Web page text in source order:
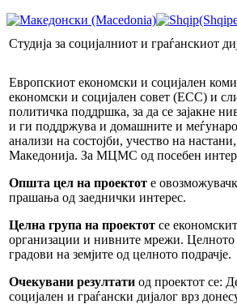
Студија за социјалниот и граѓанскиот
Европскиот економски и социјален
економски и социјален совет (ЕСС) и
политичка поддршка, за да се зајакне
и ги поддржува и домашните и
анализи на состојби, учество на
Македонија. За МЦМС од посебен
Општа цел на проектот е
прашања од заеднички интерес.
Целна група на проектот се
организации и нивните мрежи. Целното
градови на земјите од целното подрачје.
Очекувани резултати од проектот се:
социјален и граѓански дијалог врз